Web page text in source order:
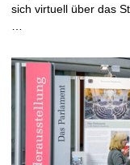
sich virtuell über das